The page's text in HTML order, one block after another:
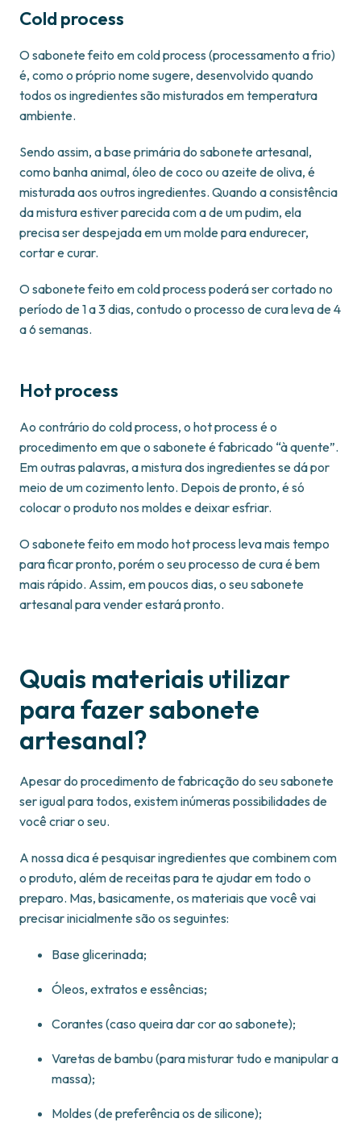
Cold process
O sabonete feito em cold process (processamento a frio)
é, como o próprio nome sugere, desenvolvido quando
todos os ingredientes são misturados em temperatura
ambiente.
Sendo assim, a base primária do sabonete artesanal,
como banha animal, óleo de coco ou azeite de oliva, é
misturada aos outros ingredientes. Quando a consistência
da mistura estiver parecida com a de um pudim, ela
precisa ser despejada em um molde para endurecer,
cortar e curar.
O sabonete feito em cold process poderá ser cortado no
período de 1 a 3 dias, contudo o processo de cura leva de 4
a 6 semanas.
Hot process
Ao contrário do cold process, o hot process é o
procedimento em que o sabonete é fabricado “à quente”.
Em outras palavras, a mistura dos ingredientes se dá por
meio de um cozimento lento. Depois de pronto, é só
colocar o produto nos moldes e deixar esfriar.
O sabonete feito em modo hot process leva mais tempo
para ficar pronto, porém o seu processo de cura é bem
mais rápido. Assim, em poucos dias, o seu sabonete
artesanal para vender estará pronto.
Quais materiais utilizar
para fazer sabonete
artesanal?
Apesar do procedimento de fabricação do seu sabonete
ser igual para todos, existem inúmeras possibilidades de
você criar o seu.
A nossa dica é pesquisar ingredientes que combinem com
o produto, além de receitas para te ajudar em todo o
preparo. Mas, basicamente, os materiais que você vai
precisar inicialmente são os seguintes:
Base glicerinada;
Óleos, extratos e essências;
Corantes (caso queira dar cor ao sabonete);
Varetas de bambu (para misturar tudo e manipular a
massa);
Moldes (de preferência os de silicone);